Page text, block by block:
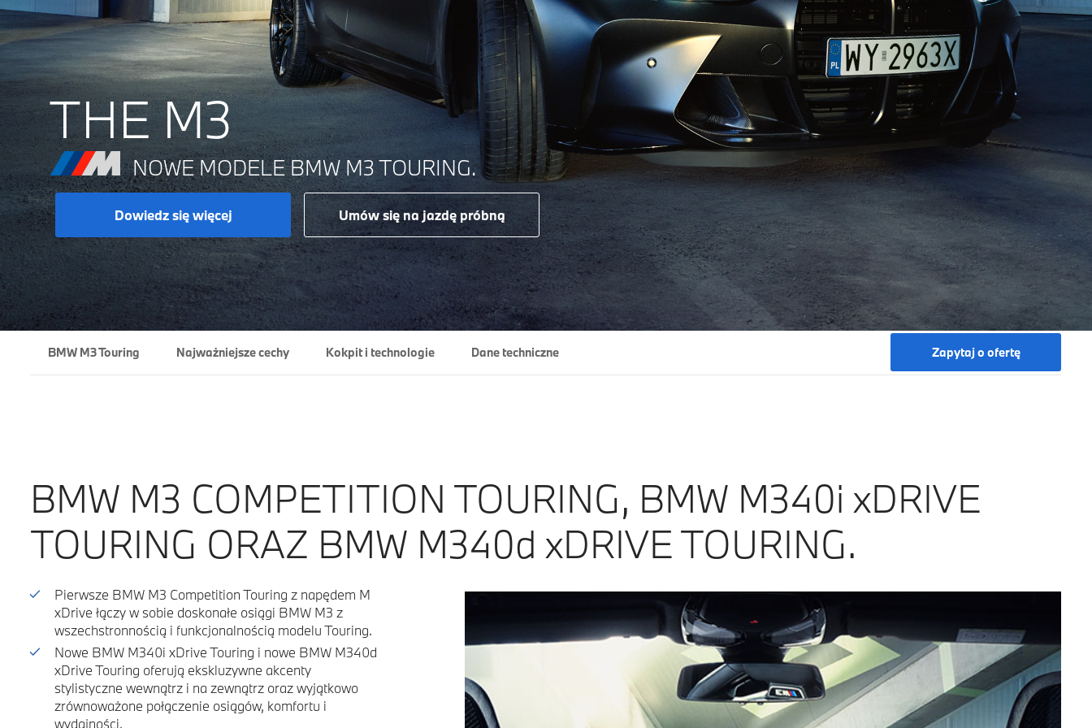
THE M3
NOWE MODELE BMW M3 TOURING.
Dowiedz się więcej Umów się na jazdę próbną
Zapytaj o ofertę
BMW M3 Touring Najważniejsze cechy Kokpit i technologie Dane techniczne
BMW M3 COMPETITION TOURING, BMW M340i xDRIVE
TOURING ORAZ BMW M340d xDRIVE TOURING.
Pierwsze BMW M3 Competition Touring z napędem M
xDrive łączy w sobie doskonałe osiągi BMW M3 z
wszechstronnością i funkcjonalnością modelu Touring.
Nowe BMW M340i xDrive Touring i nowe BMW M340d
xDrive Touring oferują ekskluzywne akcenty
stylistyczne wewnątrz i na zewnątrz oraz wyjątkowo
zrównoważone połączenie osiągów, komfortu i
wydajności.